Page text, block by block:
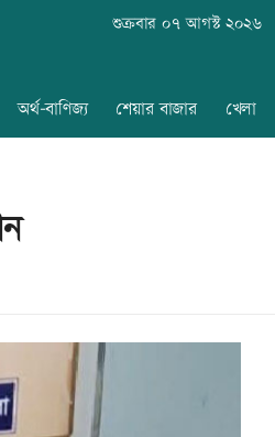
শুক্রবার ০৭ আগস্ট ২০২৬
অর্থ-বাণিজ্য শেয়ার বাজার খেলা